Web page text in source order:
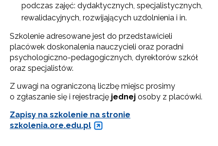
podczas zajęć: dydaktycznych, specjalistycznych,
rewalidacyjnych, rozwijających uzdolnienia i in.
Szkolenie adresowane jest do przedstawicieli
placówek doskonalenia nauczycieli oraz poradni
psychologiczno-pedagogicznych, dyrektorów szkół
oraz specjalistów.
Z uwagi na ograniczoną liczbę miejsc prosimy
o zgłaszanie się i rejestrację jednej osoby z placówki.
Zapisy na szkolenie na stronie
szkolenia.ore.edu.pl